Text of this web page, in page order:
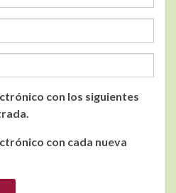
con los siguientes
con cada nueva